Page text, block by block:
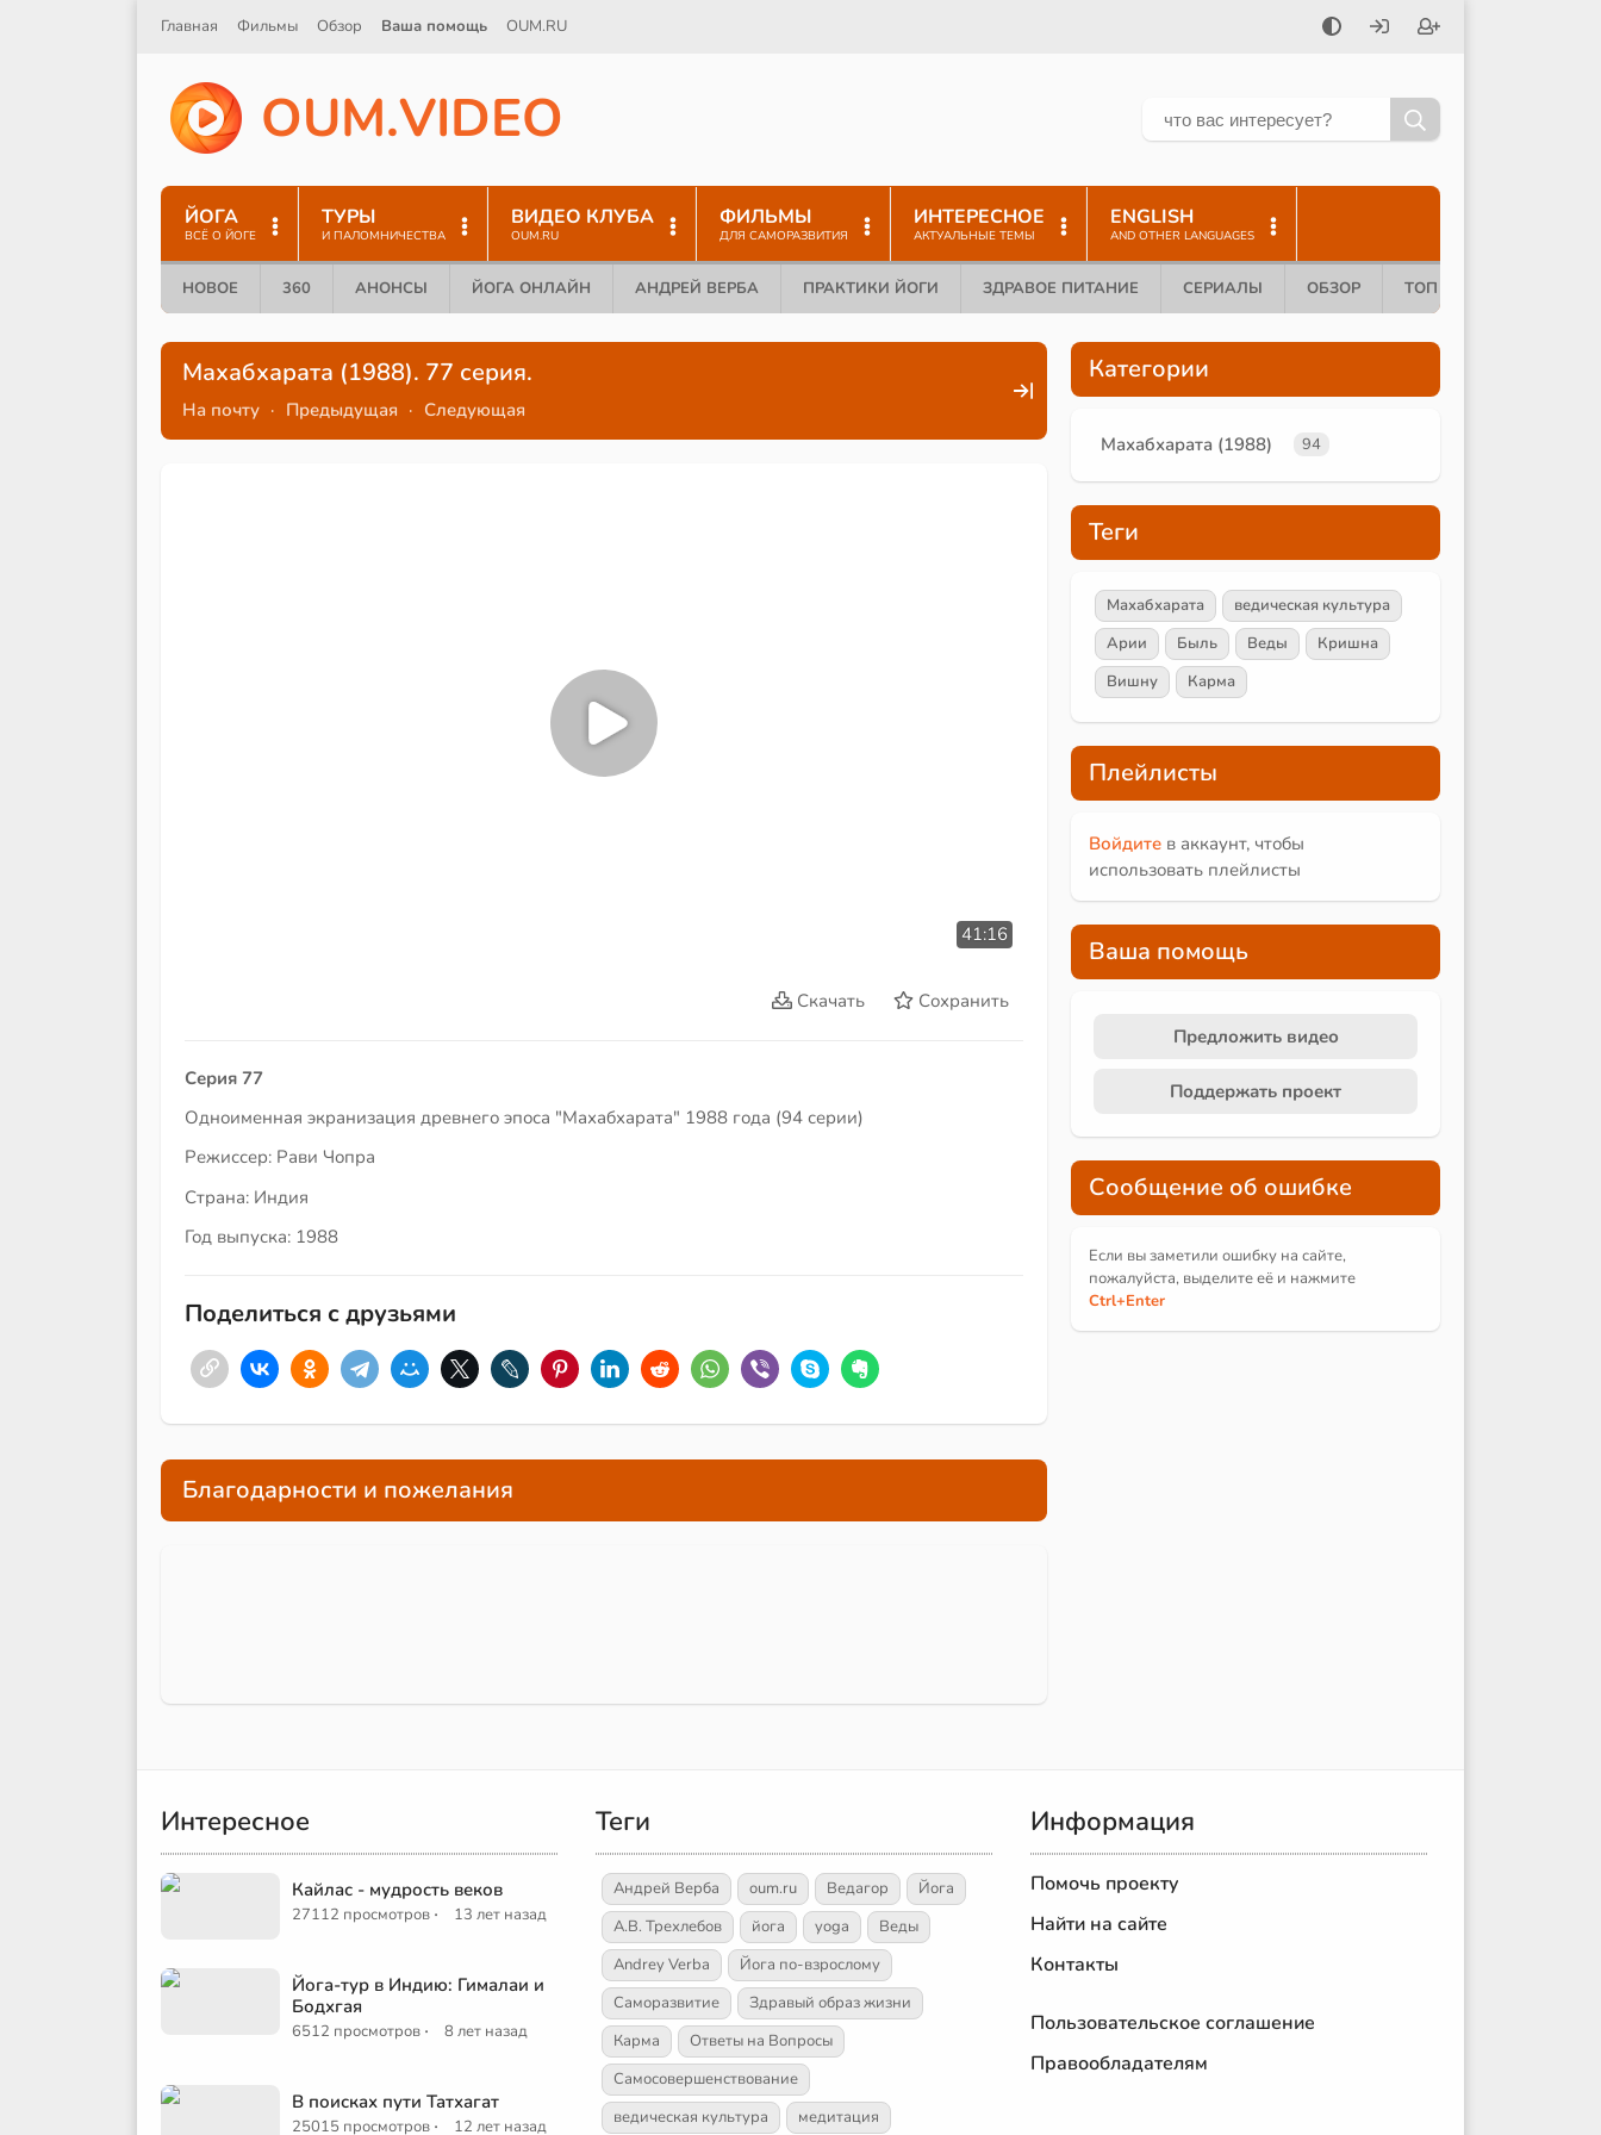
Главная Фильмы Обзор Ваша помощь OUM.RU
OUM.VIDEO
ЙОГА
ВСЁ О ЙОГЕ
ТУРЫ
И ПАЛОМНИЧЕСТВА
ВИДЕО КЛУБА
OUM.RU
ФИЛЬМЫ
ДЛЯ САМОРАЗВИТИЯ
ИНТЕРЕСНОЕ
АКТУАЛЬНЫЕ ТЕМЫ
ENGLISH
AND OTHER LANGUAGES
НОВОЕ 360 АНОНСЫ ЙОГА ОНЛАЙН АНДРЕЙ ВЕРБА ПРАКТИКИ ЙОГИ ЗДРАВОЕ ПИТАНИЕ СЕРИАЛЫ ОБЗОР ТОП 10
Махабхарата (1988). 77 серия.
На почту · Предыдущая · Следующая
41:16
Скачать Сохранить
Серия 77
Одноименная экранизация древнего эпоса "Махабхарата" 1988 года (94 серии)
Режиссер: Рави Чопра
Страна: Индия
Год выпуска: 1988
Поделиться с друзьями
Благодарности и пожелания
Категории
Махабхарата (1988) 94
Теги
Махабхарата
ведическая культура
Арии
Быль Веды
Кришна
Вишну
Карма
Плейлисты
Войдите в аккаунт, чтобы
использовать плейлисты
Ваша помощь
Предложить видео
Поддержать проект
Сообщение об ошибке
Если вы заметили ошибку на сайте,
пожалуйста, выделите её и нажмите
Ctrl+Enter
Интересное
Кайлас - мудрость веков
27112 просмотров · 13 лет назад
Йога-тур в Индию: Гималаи и
Бодхгая
6512 просмотров · 8 лет назад
В поисках пути Татхагат
25015 просмотров · 12 лет назад
Теги
Андрей Верба oum.ru Ведагор
Йога
А.В. Трехлебов
йога yoga
Веды
Andrey Verba
Йога по-взрослому
Саморазвитие
Здравый образ жизни
Карма
Ответы на Вопросы
Самосовершенствование
ведическая культура
медитация
Информация
Помочь проекту
Найти на сайте
Контакты
Пользовательское соглашение
Правообладателям